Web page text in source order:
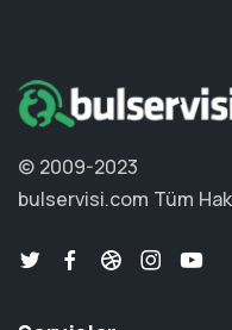
© 2009-2023
bulservisi.com Tüm